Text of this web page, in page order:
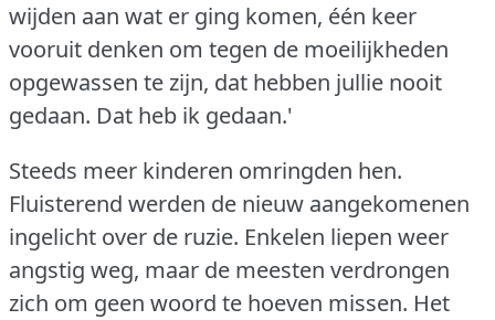
wijden aan wat er ging komen, één keer
vooruit denken om tegen de moeilijkheden
opgewassen te zijn, dat hebben jullie nooit
gedaan. Dat heb ik gedaan.'
Steeds meer kinderen omringden hen.
Fluisterend werden de nieuw aangekomenen
ingelicht over de ruzie. Enkelen liepen weer
angstig weg, maar de meesten verdrongen
zich om geen woord te hoeven missen. Het